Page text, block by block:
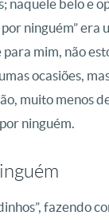
naquele belo e
ninguém”
mim, não
ocasiões,
muito menos
ninguém.
fazendo